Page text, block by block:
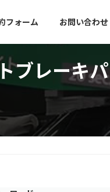
フォーム お問い合わせ
ブレーキ